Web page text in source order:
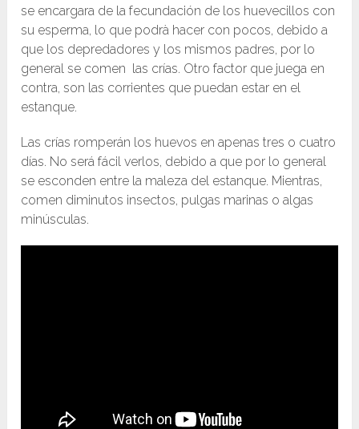
se encargara de la fecundación de los huevecillos con
su esperma, lo que podrà hacer con pocos, debido a
que los depredadores y los mismos padres, por lo
general se comen las crías. Otro factor que juega en
contra, son las corrientes que puedan estar en el
estanque.
Las crías romperán los huevos en apenas tres o cuatro
días. No será fácil verlos, debido a que por lo general
se esconden entre la maleza del estanque. Mientras,
comen diminutos insectos, pulgas marinas o algas
minúsculas.